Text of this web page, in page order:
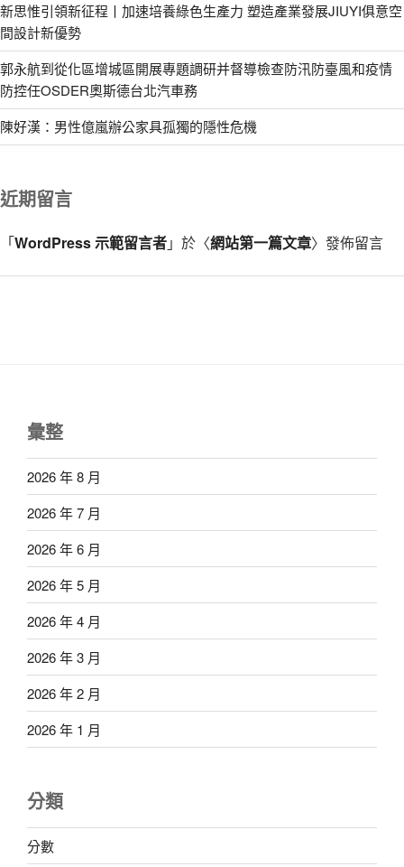
新思惟引領新征程丨加速培養綠色生產力 塑造產業發展JIUYI俱意空
間設計新優勢
郭永航到從化區增城區開展專題調研并督導檢查防汛防臺風和疫情
防控任OSDER奧斯德台北汽車務
陳好漢：男性億嵐辦公家具孤獨的隱性危機
近期留言
「WordPress 示範留言者」於〈網站第一篇文章〉發佈留言
彙整
2026 年 8 月
2026 年 7 月
2026 年 6 月
2026 年 5 月
2026 年 4 月
2026 年 3 月
2026 年 2 月
2026 年 1 月
分類
分數